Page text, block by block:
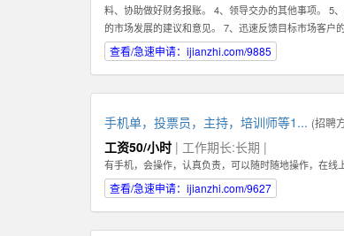
料、协助做好财务报账。 4、领导交办的其他事项。 5
的市场发展的建议和意见。 7、迅速反馈目标市场客户
1、有强烈的责任心，以及具有吃苦耐劳的精神，能够
任职资格: 1、有强烈的责任心，以及具有吃苦耐劳的精
查看/急速申请：ijianzhi.com/9885
手机单，投票员，主持，培训师等1... (招聘
工资50/小时 | 工作期长:长期 |
有手机，会操作，认真负责，可以随时随地操作，在线
查看/急速申请：ijianzhi.com/9627